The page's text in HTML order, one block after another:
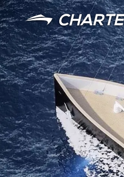
语言
货币